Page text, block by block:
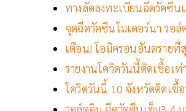
ทางลัดลงทะเบียนฉีดวัคซีน
จุดฉีดวัคซีนโมเดอร์นา วอ
เตือน! โอมิครอนอันตรายที่
รายงานโควิดวันนี้ติดเชื้อเ
โควิดวันนี้ 10 จังหวัดติดเชื้